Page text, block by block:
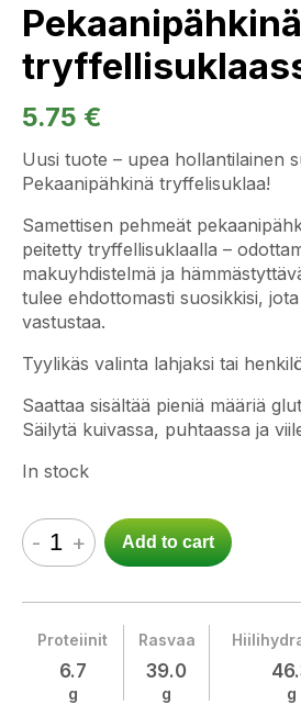
Pekaanipähkinä
5.75 €
Uusi tuote – upea hollantilainen
Pekaanipähkinä tryffelisuklaa!
Samettisen pehmeät
peitetty tryffellisuklaalla –
makuyhdistelmä ja
tulee ehdottomasti suosikkisi,
vastustaa.
Tyylikäs valinta lahjaksi tai
Saattaa sisältää pieniä määriä
Säilytä kuivassa, puhtaassa ja
In stock
- + Add to cart
Proteiinit
6.7
g
Rasvaa
39.0
g g